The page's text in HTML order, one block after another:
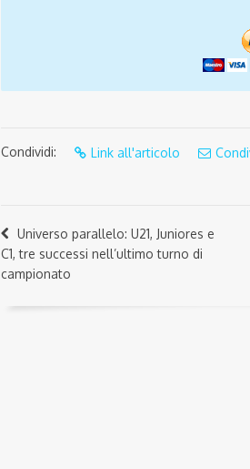
Condividi: Link all'articolo
Universo parallelo: U21, Juniores e
C1, tre successi nell’ultimo turno di
campionato